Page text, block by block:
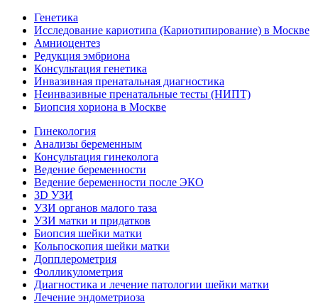
Генетика
Исследование кариотипа (Кариотипирование) в Москве
Амниоцентез
Редукция эмбриона
Консультация генетика
Инвазивная пренатальная диагностика
Неинвазивные пренатальные тесты (НИПТ)
Биопсия хориона в Москве
Гинекология
Анализы беременным
Консультация гинеколога
Ведение беременности
Ведение беременности после ЭКО
3D УЗИ
УЗИ органов малого таза
УЗИ матки и придатков
Биопсия шейки матки
Кольпоскопия шейки матки
Допплерометрия
Фолликулометрия
Диагностика и лечение патологии шейки матки
Лечение эндометриоза